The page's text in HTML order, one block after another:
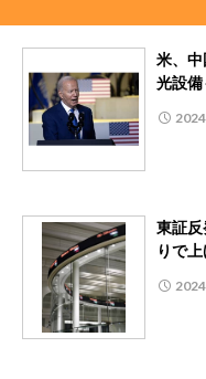
米、
光設備
東証
りで